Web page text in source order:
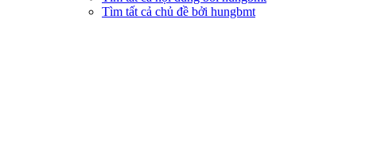
Tìm tất cả chủ đề bởi hungbmt